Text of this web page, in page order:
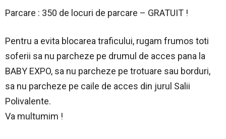
Parcare : 350 de locuri de parcare – GRATUIT !
Pentru a evita blocarea traficului, rugam frumos toti
soferii sa nu parcheze pe drumul de acces pana la
BABY EXPO, sa nu parcheze pe trotuare sau borduri,
sa nu parcheze pe caile de acces din jurul Salii
Polivalente.
Va multumim !